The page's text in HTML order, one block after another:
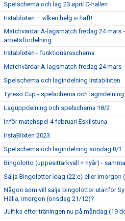
Spelschema och lag 23 april C-hallen
Irstablixten – vilken helg vi haft!
Matchvärdar A-lagsmatch fredag 24 mars -
arbetsfördelning
Irstablixten - funktionärsschema
Matchvärdar A-lagsmatch fredag 24 mars
Spelschema och lagindelning Irstablixten
Tyresö Cup - spelschema och lagindelning
Laguppdelning och spelschema 18/2
Inför matchspel 4 februari Eskilstuna
IrstaBlixten 2023
Spelschema och lagindelning söndag 8/1
Bingolotto (uppesittarkväll + nyår) -
Sälja Bingolottor idag (22:e) eller imorgon
Någon som vill sälja bingolottor utanför
Hälla, imorgon (onsdag 21/12)?
Julfika efter träningen nu på måndag (19